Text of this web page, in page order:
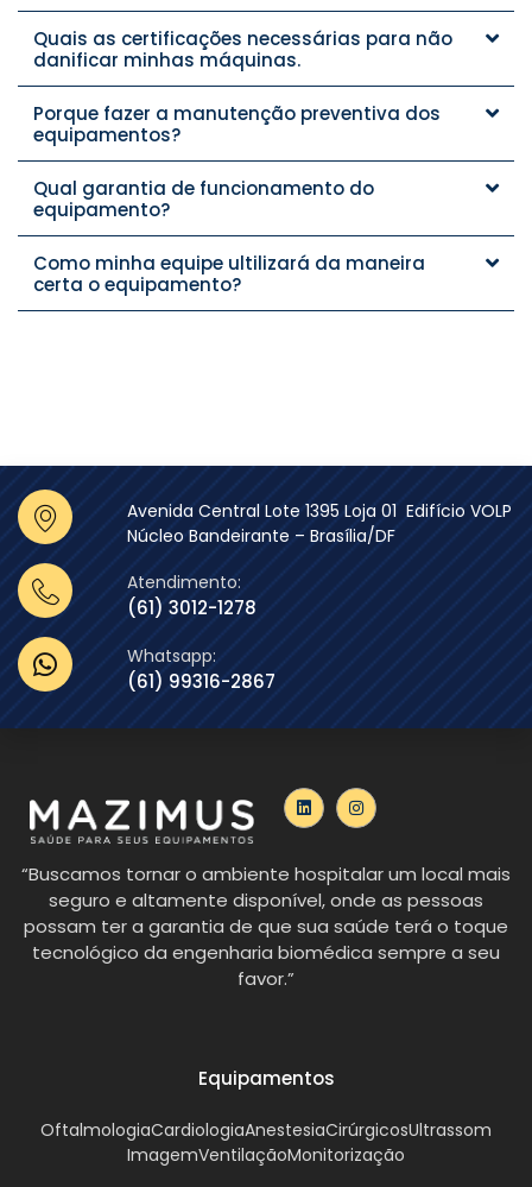
Quais as certificações necessárias para não
danificar minhas máquinas.
Porque fazer a manutenção preventiva dos
equipamentos?
Qual garantia de funcionamento do
equipamento?
Como minha equipe ultilizará da maneira
certa o equipamento?
Avenida Central Lote 1395 Loja 01 Edifício VOLP
Núcleo Bandeirante – Brasília/DF
Atendimento:
(61) 3012-1278
Whatsapp:
(61) 99316-2867
“Buscamos tornar o ambiente hospitalar um local mais
seguro e altamente disponível, onde as pessoas
possam ter a garantia de que sua saúde terá o toque
tecnológico da engenharia biomédica sempre a seu
favor.”
Equipamentos
OftalmologiaCardiologiaAnestesiaCirúrgicosUltrassom
ImagemVentilaçãoMonitorização